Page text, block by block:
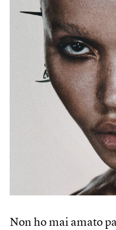
Non ho mai amato